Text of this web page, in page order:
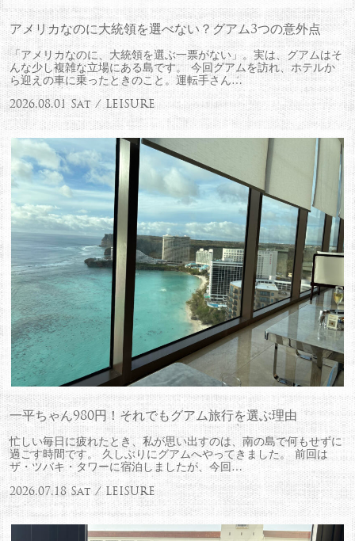
アメリカなのに大統領を選べない？グアム3つの意外点
「アメリカなのに、大統領を選ぶ一票がない」。実は、グアムはそ
んな少し複雑な立場にある島です。 今回グアムを訪れ、ホテルか
ら迎えの車に乗ったときのこと。運転手さん…
2026.08.01 Sat / LEISURE
一平ちゃん980円！それでもグアム旅行を選ぶ理由
忙しい毎日に疲れたとき、私が思い出すのは、南の島で何もせずに
過ごす時間です。 久しぶりにグアムへやってきました。 前回は
ザ・ツバキ・タワーに宿泊しましたが、今回…
2026.07.18 Sat / LEISURE